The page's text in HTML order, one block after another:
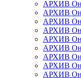
АРХИВ
АРХИВ
АРХИВ
АРХИВ
АРХИВ
АРХИВ
АРХИВ
АРХИВ
АРХИВ